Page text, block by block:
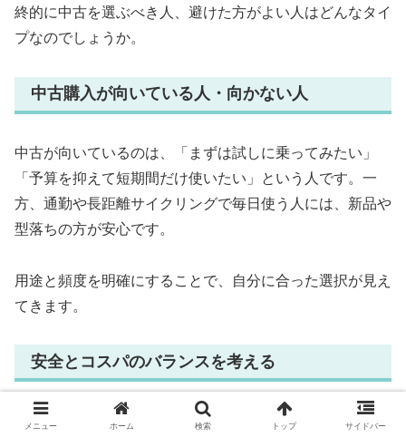
終的に中古を選ぶべき人、避けた方がよい人はどんなタイ
プなのでしょうか。
中古購入が向いている人・向かない人
中古が向いているのは、「まずは試しに乗ってみたい」
「予算を抑えて短期間だけ使いたい」という人です。一
方、通勤や長距離サイクリングで毎日使う人には、新品や
型落ちの方が安心です。
用途と頻度を明確にすることで、自分に合った選択が見え
てきます。
安全とコスパのバランスを考える
中古は初期費用が安い反面、安全面のリスクがあります。
メニュー ホーム 検索 トップ サイドバー